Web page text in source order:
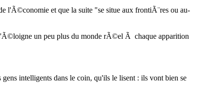
l'Ã©conomie et que la suite "se situe aux frontiÃ¨res ou au-
un peu plus du monde rÃ©el Ã chaque apparition
intelligents dans le coin, qu'ils le lisent : ils vont bien se